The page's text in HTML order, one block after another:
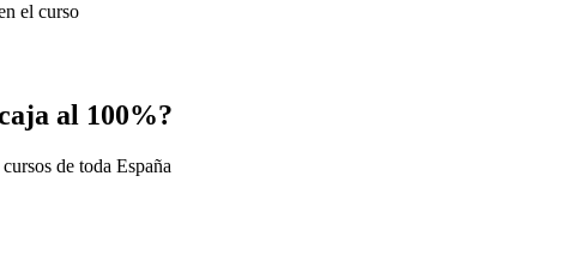
el curso
al 100%?
de toda España